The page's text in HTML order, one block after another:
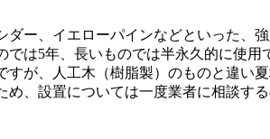
ー、イエローパインなどといった、
は5年、長いものでは半永久的に使
が、人工木（樹脂製）のものと違い
、設置については一度業者に相談する